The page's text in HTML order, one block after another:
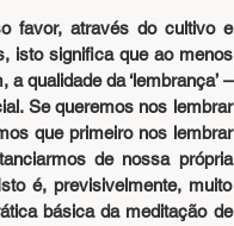
favor, através do cultivo e
isto significa que ao menos
qualidade da ‘lembrança’ –
Se queremos nos lembrar
que primeiro nos lembrar
de nossa própria
é, previsivelmente, muito
básica da meditação de